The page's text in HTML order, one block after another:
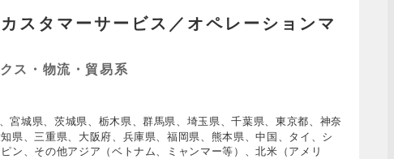
タマーサービス／オペレーションマ
ス・物流・貿易系
宮城県、茨城県、栃木県、群馬県、埼玉県、千葉県、東京都、神奈
県、三重県、大阪府、兵庫県、福岡県、熊本県、中国、タイ、シ
ン、その他アジア（ベトナム、ミャンマー等）、北米（アメリ